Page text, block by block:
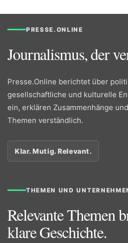
PRESSE.ONLINE
Journalismus, der
Presse.Online berichtet über
gesellschaftliche und kulturelle
ein, erklären Zusammenhänge
Themen verständlich.
Klar. Mutig. Relevant.
THEMEN UND
Relevante Themen
klare Geschichte.